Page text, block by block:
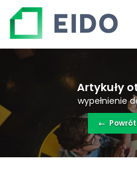
Artykuły
wypełnienie
←